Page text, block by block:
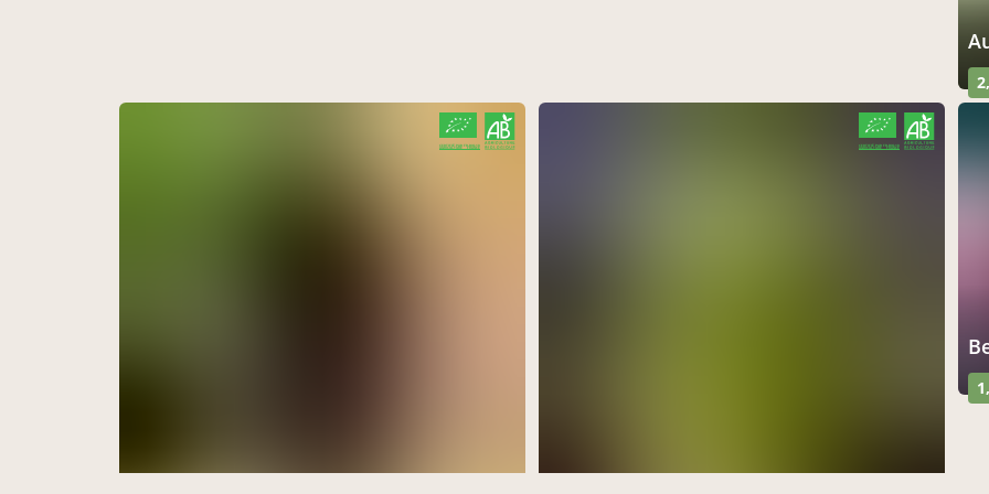
CERTIFIÉ PAR FR-BIO-10
AGRICULTURE FRANCE CERTIFIÉ PAR FR-BIO-10
AGRICULTURE FRANCE